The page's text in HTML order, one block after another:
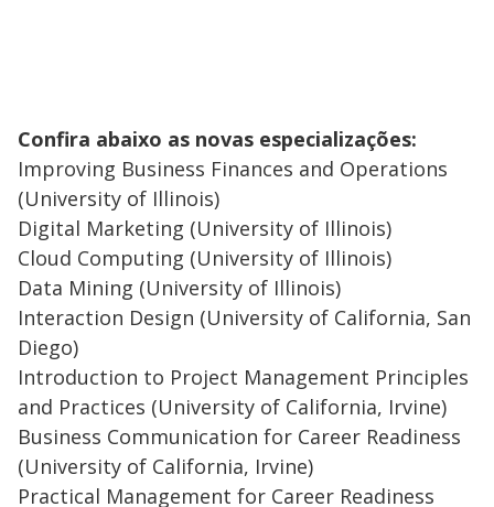
Confira abaixo as novas especializações:
Improving Business Finances and Operations
(University of Illinois)
Digital Marketing (University of Illinois)
Cloud Computing (University of Illinois)
Data Mining (University of Illinois)
Interaction Design (University of California, San
Diego)
Introduction to Project Management Principles
and Practices (University of California, Irvine)
Business Communication for Career Readiness
(University of California, Irvine)
Practical Management for Career Readiness